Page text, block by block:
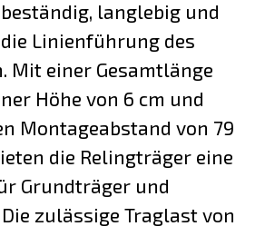
langlebig und
Linienführung des
Mit einer Gesamtlänge
Höhe von 6 cm und
Montageabstand von 79
die Relingträger eine
Grundträger und
zulässige Traglast von